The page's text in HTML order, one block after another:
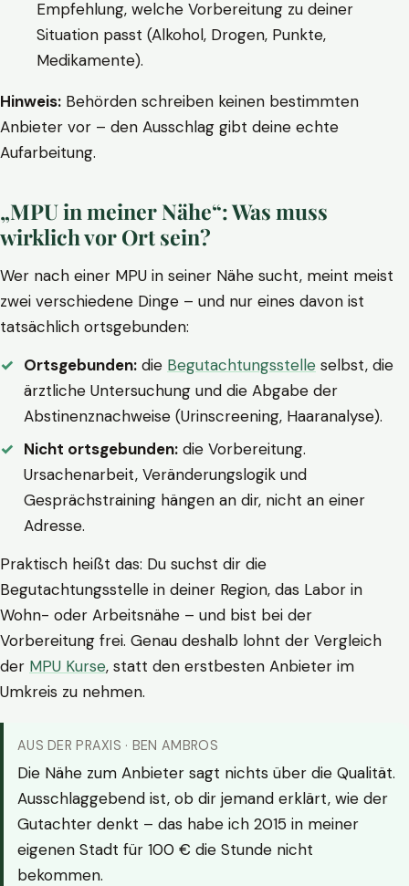
Empfehlung, welche Vorbereitung zu deiner
Situation passt (Alkohol, Drogen, Punkte,
Medikamente).
Hinweis: Behörden schreiben keinen bestimmten
Anbieter vor – den Ausschlag gibt deine echte
Aufarbeitung.
„MPU in meiner Nähe“: Was muss
wirklich vor Ort sein?
Wer nach einer MPU in seiner Nähe sucht, meint meist
zwei verschiedene Dinge – und nur eines davon ist
tatsächlich ortsgebunden:
Ortsgebunden: die Begutachtungsstelle selbst, die
ärztliche Untersuchung und die Abgabe der
Abstinenznachweise (Urinscreening, Haaranalyse).
Nicht ortsgebunden: die Vorbereitung.
Ursachenarbeit, Veränderungslogik und
Gesprächstraining hängen an dir, nicht an einer
Adresse.
Praktisch heißt das: Du suchst dir die
Begutachtungsstelle in deiner Region, das Labor in
Wohn- oder Arbeitsnähe – und bist bei der
Vorbereitung frei. Genau deshalb lohnt der Vergleich
der MPU Kurse, statt den erstbesten Anbieter im
Umkreis zu nehmen.
AUS DER PRAXIS · BEN AMBROS
Die Nähe zum Anbieter sagt nichts über die Qualität.
Ausschlaggebend ist, ob dir jemand erklärt, wie der
Gutachter denkt – das habe ich 2015 in meiner
eigenen Stadt für 100 € die Stunde nicht
bekommen.